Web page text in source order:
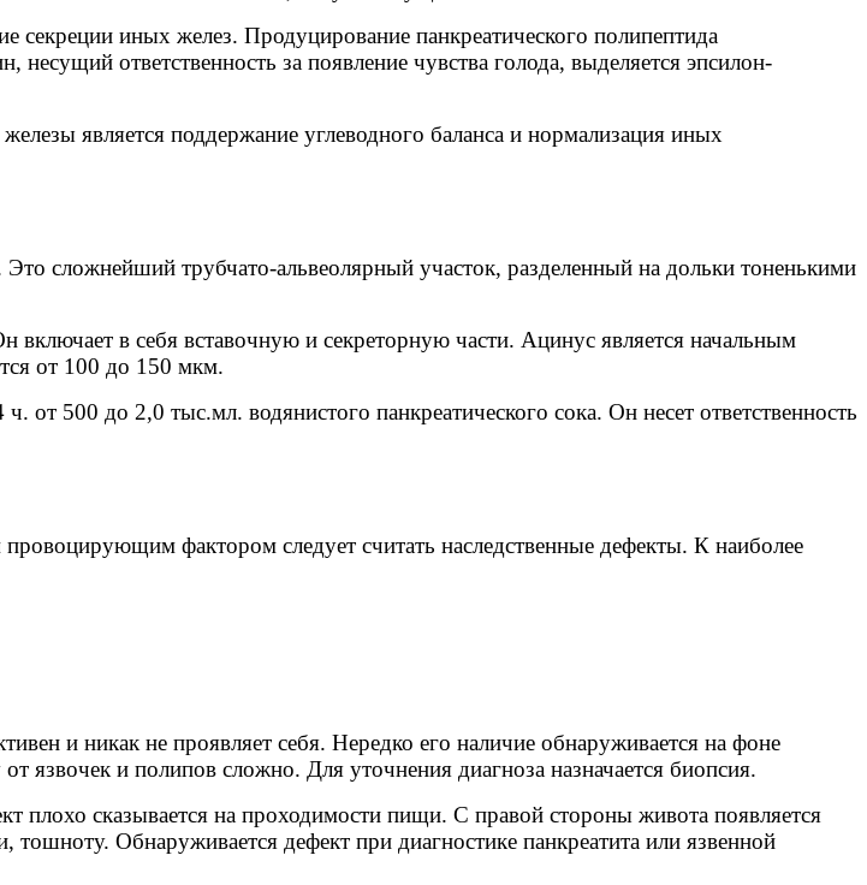
секреции иных желез. Продуцирование панкреатического полипептида
ответственность за появление чувства голода, выделяется эпсилон-
является поддержание углеводного баланса и нормализация иных
сложнейший трубчато-альвеолярный участок, разделенный на дольки тоненькими
в себя вставочную и секреторную части. Ацинус является начальным
от 100 до 150 мкм.
500 до 2,0 тыс.мл. водянистого панкреатического сока. Он несет ответственность
фактором следует считать наследственные дефекты. К наиболее
и никак не проявляет себя. Нередко его наличие обнаруживается на фоне
язвочек и полипов сложно. Для уточнения диагноза назначается биопсия.
плохо сказывается на проходимости пищи. С правой стороны живота появляется
Обнаруживается дефект при диагностике панкреатита или язвенной